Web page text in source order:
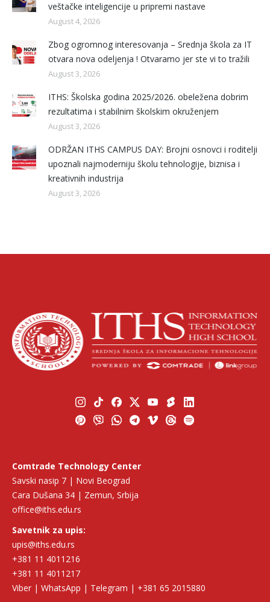
veštačke inteligencije u pripremi nastave
August 4, 2026
Zbog ogromnog interesovanja – Srednja škola za IT
otvara nova odeljenja ! Otvaramo jer ste vi to tražili
August 3, 2026
ITHS: Školska godina 2025/2026. obeležena dobrim
rezultatima i stabilnim školskim okruženjem
August 3, 2026
ODRŽAN ITHS CAMPUS DAY: Brojni osnovci i roditelji
upoznali najmoderniju školu tehnologije, biznisa i
kreativnih industrija
August 3, 2026
Comtrade Technology Center
Savski nasip 7 | Novi Beograd
Cara Dušana 34 | Zemun, Srbija
office@iths.edu.rs
Savetnik za upis:
upis@iths.edu.rs
+381 11 4011216
+381 11 4011217
Viber | WhatsApp | Telegram | +381 65 2015880